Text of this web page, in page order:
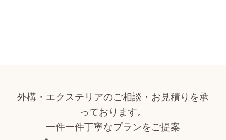
外構・エクステリアのご相談・お見積りを承
っております。
一件一件丁寧なプランをご提案